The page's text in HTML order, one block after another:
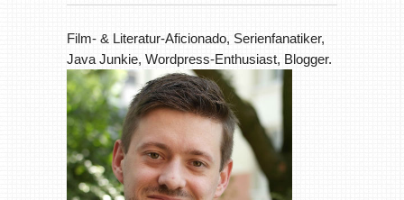
Film- & Literatur-Aficionado, Serienfanatiker,
Java Junkie, Wordpress-Enthusiast, Blogger.